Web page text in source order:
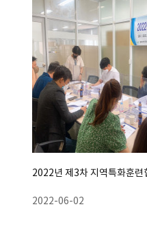
2022년 제3차 지역특화훈련
2022-06-02